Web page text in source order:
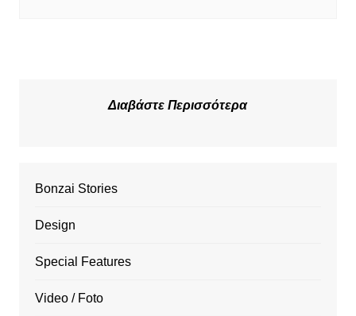
Διαβάστε Περισσότερα
Bonzai Stories
Design
Special Features
Video / Foto